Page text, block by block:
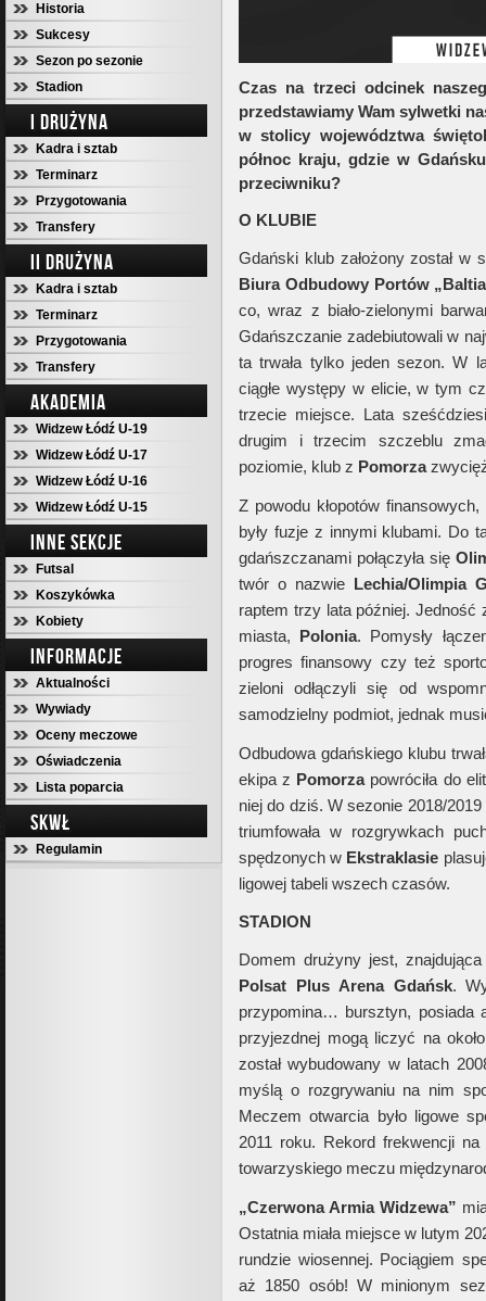
Historia
Sukcesy
Sezon po sezonie
Stadion
I DRUŻYNA
Kadra i sztab
Terminarz
Przygotowania
Transfery
II DRUŻYNA
Kadra i sztab
Terminarz
Przygotowania
Transfery
AKADEMIA
Widzew Łódź U-19
Widzew Łódź U-17
Widzew Łódź U-16
Widzew Łódź U-15
INNE SEKCJE
Futsal
Koszykówka
Kobiety
INFORMACJE
Aktualności
Wywiady
Oceny meczowe
Oświadczenia
Lista poparcia
SKWŁ
Regulamin
Czas na trzeci odcinek
przedstawiamy Wam sylwetki
w stolicy województwa
północ kraju, gdzie w
przeciwniku?
O KLUBIE
Gdański klub założony został
Biura Odbudowy Portów
co, wraz z biało-zielonymi
Gdańszczanie zadebiutowali w
ta trwała tylko jeden sezon. W
ciągłe występy w elicie, w tym
trzecie miejsce. Lata
drugim i trzecim szczeblu
poziomie, klub z Pomorza
Z powodu kłopotów
były fuzje z innymi klubami. Do
gdańszczanami połączyła się
twór o nazwie Lechia/Olimpia
raptem trzy lata później. Jedność
miasta, Polonia. Pomysły
progres finansowy czy też
zieloni odłączyli się od
samodzielny podmiot, jednak
Odbudowa gdańskiego klubu
ekipa z Pomorzapowróciła do
niej do dziś. W sezonie 2018/2019
triumfowała w rozgrywkach
spędzonych w Ekstraklasie
ligowej tabeli wszech czasów.
STADION
Domem drużyny jest,
Polsat Plus Arena Gdańsk.
przypomina… bursztyn, posiada
przyjezdnej mogą liczyć na
został wybudowany w latach
myślą o rozgrywaniu na nim
Meczem otwarcia było ligowe
2011 roku. Rekord frekwencji
towarzyskiego meczu
„Czerwona Armia Widzewa”
Ostatnia miała miejsce w lutym
rundzie wiosennej. Pociągiem
aż 1850 osób! W minionym